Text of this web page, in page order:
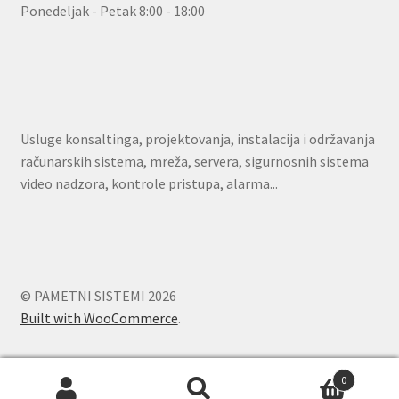
Ponedeljak - Petak 8:00 - 18:00
Usluge konsaltinga, projektovanja, instalacija i održavanja
računarskih sistema, mreža, servera, sigurnosnih sistema
video nadzora, kontrole pristupa, alarma...
© PAMETNI SISTEMI 2026
Built with WooCommerce.
0